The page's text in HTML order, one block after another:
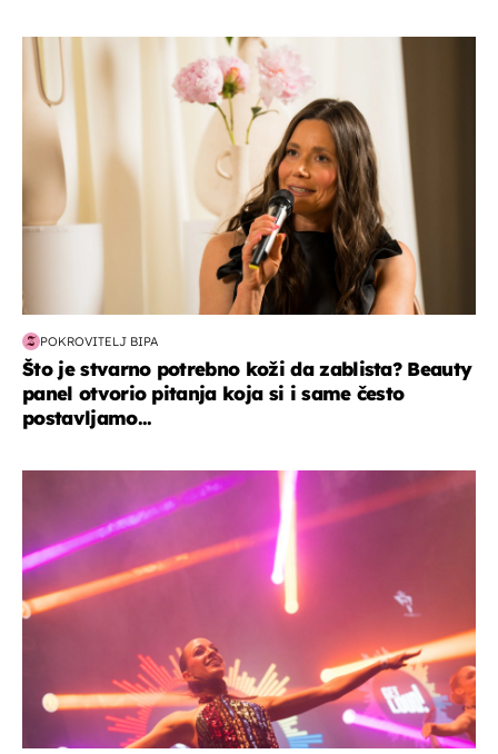
moda & ljepota
POKROVITELJ BIPA
Što je stvarno potrebno koži da zablista? Beauty
panel otvorio pitanja koja si i same često
postavljamo...